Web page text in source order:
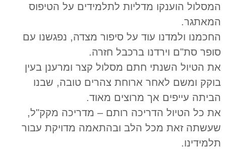
המסלול הוענקו מדליות לתלמידים על הטיפוס
המאתגר.
החכמנו ולמדנו עוד על סיפור מצדה, נפגשנו עם
סופר סת"ם וירדנו ברכבל חזרה.
את הטיול השנתי חתם מסלול קצר ומרענן בעין
בוקק ומשם לאחר ארוחת צהרים טובה, שבנו
הביתה עייפים אך מרוצים מאוד.
את כל הטיול הדריכה רותם – מדריכה מקק"ל,
שעשתה זאת מכל הלב ובהתאמה מדויקת עבור
תלמידינו.